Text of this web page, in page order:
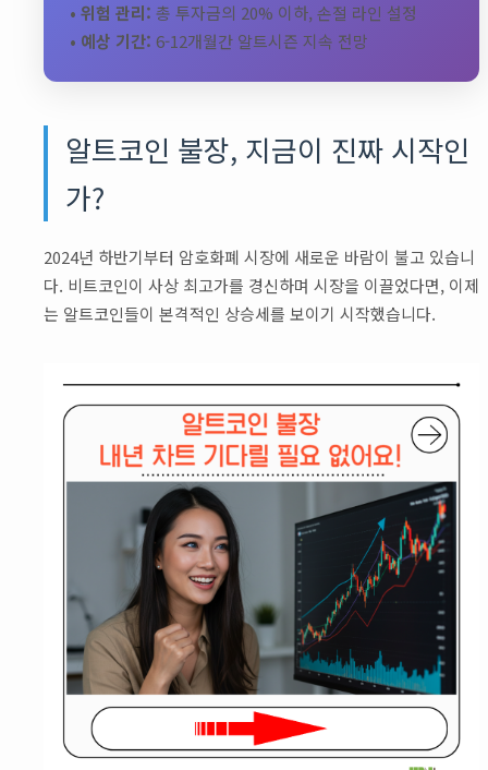
• 위험 관리: 총 투자금의 20% 이하, 손절 라인 설정
• 예상 기간: 6-12개월간 알트시즌 지속 전망
알트코인 불장, 지금이 진짜 시작인
가?
2024년 하반기부터 암호화폐 시장에 새로운 바람이 불고 있습니
다. 비트코인이 사상 최고가를 경신하며 시장을 이끌었다면, 이제
는 알트코인들이 본격적인 상승세를 보이기 시작했습니다.